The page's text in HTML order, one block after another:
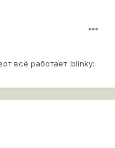
всё работает :blinky: